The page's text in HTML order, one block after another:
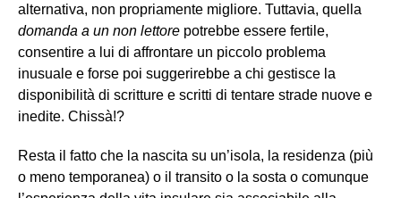
alternativa, non propriamente migliore. Tuttavia, quella
domanda a un non lettore potrebbe essere fertile,
consentire a lui di affrontare un piccolo problema
inusuale e forse poi suggerirebbe a chi gestisce la
disponibilità di scritture e scritti di tentare strade nuove e
inedite. Chissà!?
Resta il fatto che la nascita su un’isola, la residenza (più
o meno temporanea) o il transito o la sosta o comunque